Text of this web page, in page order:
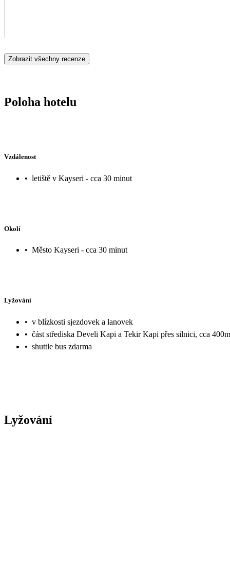
Zobrazit všechny recenze
Poloha hotelu
Vzdálenost
• letiště v Kayseri - cca 30 minut
Okolí
• Město Kayseri - cca 30 minut
Lyžování
• v blízkosti sjezdovek a lanovek
• část střediska Develi Kapi a Tekir Kapi přes silnici, cca 400m
• shuttle bus zdarma
Lyžování